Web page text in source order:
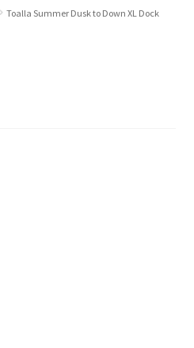
Toalla Summer Dusk to Down XL Dock